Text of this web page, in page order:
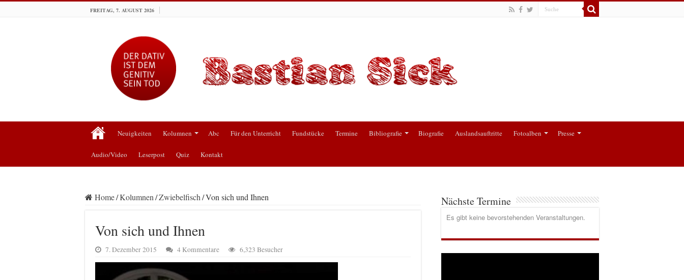
FREITAG, 7. AUGUST 2026
Neuigkeiten Kolumnen Abc Für den Unterricht Fundstücke Termine Bibliografie Biografie Auslandsauftritte Fotoalben Presse
Audio/Video Leserpost Quiz Kontakt
Home/Kolumnen/Zwiebelfisch/Von sich und Ihnen
Von sich und Ihnen
7. Dezember 2015 4 Kommentare 6,323 Besucher
Nächste Termine
Es gibt keine bevorstehenden Veranstaltungen.